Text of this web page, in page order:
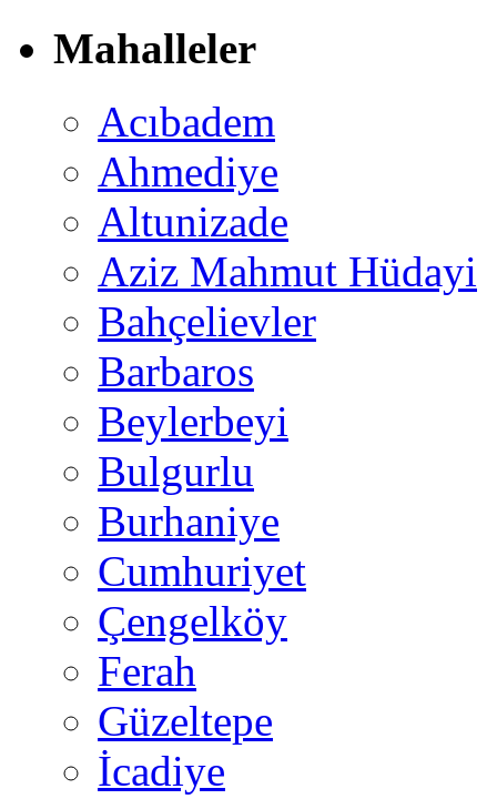
Mahalleler
Acıbadem
Ahmediye
Altunizade
Aziz Mahmut Hüdayi
Bahçelievler
Barbaros
Beylerbeyi
Bulgurlu
Burhaniye
Cumhuriyet
Çengelköy
Ferah
Güzeltepe
İcadiye